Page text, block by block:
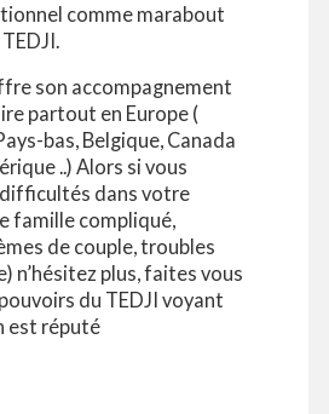
comme marabout
son accompagnement
partout en Europe (
bas, Belgique, Canada
..) Alors si vous
dans votre
famille compliqué,
de couple, troubles
n’hésitez plus, faites vous
du TEDJI voyant
est réputé